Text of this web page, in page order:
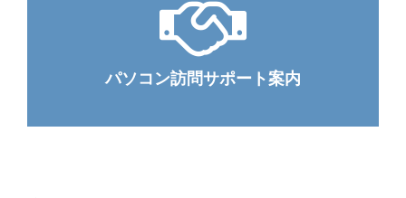
パソコン訪問サポート案内